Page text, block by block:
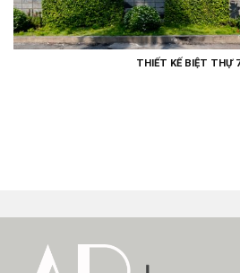
THIẾT KẾ BIỆT THỰ